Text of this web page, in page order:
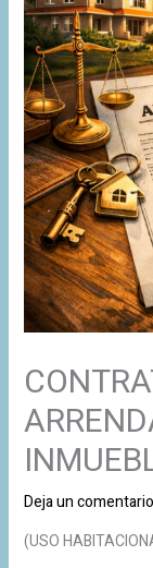
Deja un comentario
(USO